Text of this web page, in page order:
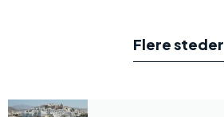
Flere steder